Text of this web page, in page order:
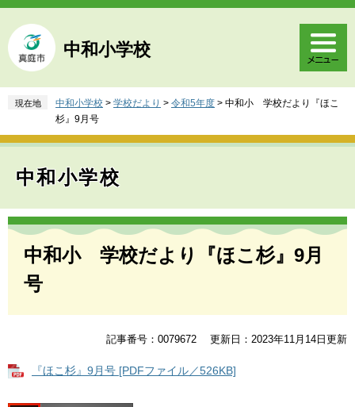
ペ
ジ
の
頭
。
メ
ュ
ー
飛
て
中和小学校
現在地 中和小学校 > 学校だより > 令和5年度 > 中和小 学校だより『ほこ
杉』9月号
中和小学校
本
中和小 学校だより『ほこ杉』9月
号
記事番号：0079672 更新日：2023年11月14日更新
『ほこ杉』9月号 [PDFファイル／526KB]